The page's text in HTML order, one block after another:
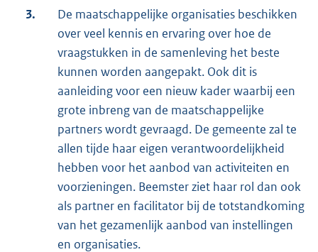
3.
De maatschappelijke organisaties beschikken
over veel kennis en ervaring over hoe de
vraagstukken in de samenleving het beste
kunnen worden aangepakt. Ook dit is
aanleiding voor een nieuw kader waarbij een
grote inbreng van de maatschappelijke
partners wordt gevraagd. De gemeente zal te
allen tijde haar eigen verantwoordelijkheid
hebben voor het aanbod van activiteiten en
voorzieningen. Beemster ziet haar rol dan ook
als partner en facilitator bij de totstandkoming
van het gezamenlijk aanbod van instellingen
en organisaties.